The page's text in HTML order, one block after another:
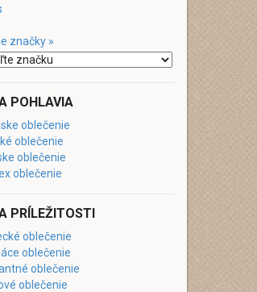
značky »
POHLAVIA
oblečenie
oblečenie
oblečenie
oblečenie
PRÍLEŽITOSTI
oblečenie
oblečenie
oblečenie
oblečenie